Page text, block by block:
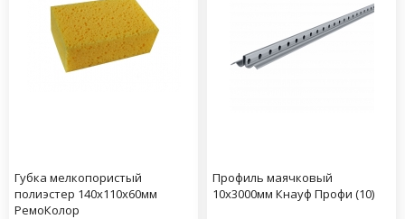
Губка мелкопористый
полиэстер 140х110х60мм
РемоКолор
Профиль маячковый
10х3000мм Кнауф Профи (10)